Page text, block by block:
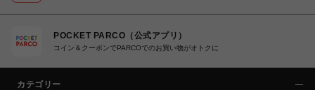
POCKET PARCO（公式アプリ）
コイン＆クーポンでPARCOでのお買い物がオトクに
カテゴリー